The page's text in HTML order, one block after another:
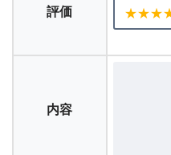
評価
内容